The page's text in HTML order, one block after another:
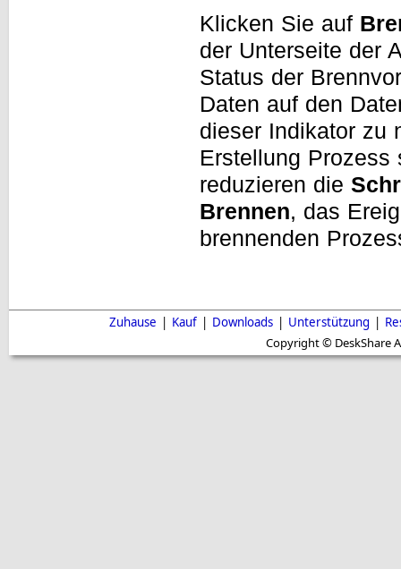
Klicken Sie auf
der Unterseite der
Status der
Daten auf den
dieser Indikator zu
Erstellung
reduzieren die
Brennen, das
brennenden
Zuhause | Kauf | Downloads | Unterstützung |
Copyright © DeskShare